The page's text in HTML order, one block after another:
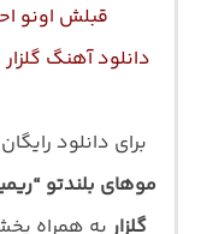
قبلش اونو
دانلود آهنگ
برای دانلود
موهای بلندتو
گلزار به همراه